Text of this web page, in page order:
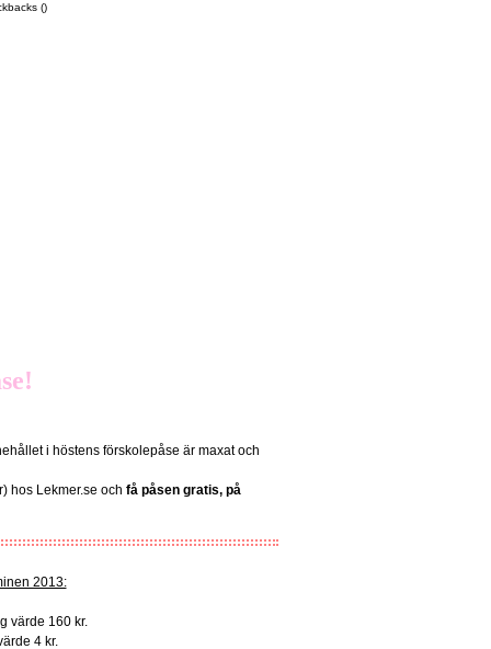
()
i höstens förskolepåse är maxat och
hos Lekmer.se och få påsen gratis, på
2013:
värde 160 kr.
4 kr.